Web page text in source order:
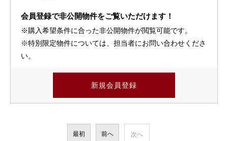
会員登録で非公開物件をご覧いただけます！
※購入希望条件に合った非公開物件が閲覧可能です。
※特別限定物件については、担当者にお問い合わせくださ
い。
新規会員登録
最初 前へ 次へ